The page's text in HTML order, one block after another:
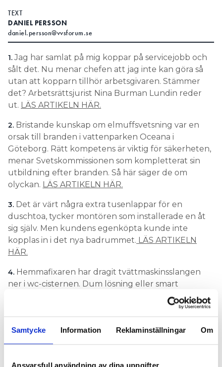
Samtycke Information Reklaminställningar Om
TEXT
DANIEL PERSSON
daniel.persson@vvsforum.se
1.Jag har samlat på mig koppar på servicejobb och
sålt det. Nu menar chefen att jag inte kan göra så
utan att kopparn tillhör arbetsgivaren. Stämmer
det? Arbetsrättsjurist Nina Burman Lundin reder
ut. LÄS ARTIKELN HÄR.
2. Bristande kunskap om elmuffsvetsning var en
orsak till branden i vattenparken Oceana i
Göteborg. Rätt kompetens är viktig för säkerheten,
menar Svetskommissionen som kompletterat sin
utbildning efter branden. Så här säger de om
olyckan. LÄS ARTIKELN HÄR.
3. Det är värt några extra tusenlappar för en
duschtoa, tycker montören som installerade en åt
sig själv. Men kundens egenköpta kunde inte
kopplas in i det nya badrummet. LÄS ARTIKELN
HÄR.
4. Hemmafixaren har dragit tvättmaskinsslangen
ner i wc-cisternen. Dum lösning eller smart
återvinning? VVS-teknikexperten Björn Wettervik
5.Ibland stöter man på tokerier när man är ute på
LÄS ARTIKELN HÄR.